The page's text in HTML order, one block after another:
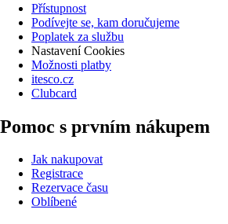
Přístupnost
Podívejte se, kam doručujeme
Poplatek za službu
Nastavení Cookies
Možnosti platby
itesco.cz
Clubcard
Pomoc s prvním nákupem
Jak nakupovat
Registrace
Rezervace času
Oblíbené